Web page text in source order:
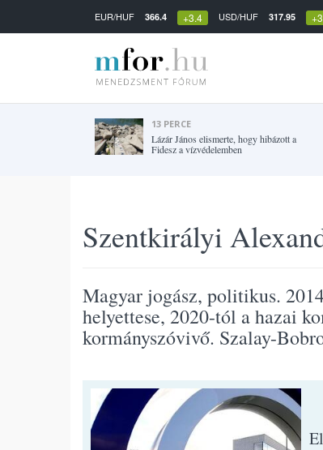
EUR/HUF 366.4 +3.4 USD/HUF 317.95
13 PERCE
Lázár János elismerte, hogy hibázott a
Fidesz a vízvédelemben
Szentkirályi
Magyar jogász, politikus.
helyettese, 2020-tól a hazai
kormányszóvivő. Szalay-